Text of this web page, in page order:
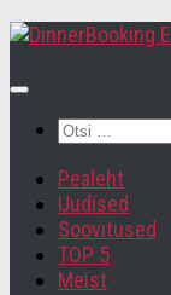
Otsi:
Pealeht
Uudised
Soovitused
TOP 5
Meist